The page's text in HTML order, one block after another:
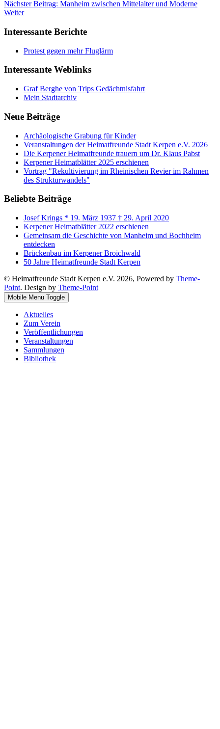
Nächster Beitrag: Manheim zwischen Mittelalter und Moderne
Weiter
Interessante Berichte
Protest gegen mehr Fluglärm
Interessante Weblinks
Graf Berghe von Trips Gedächtnisfahrt
Mein Stadtarchiv
Neue Beiträge
Archäologische Grabung für Kinder
Veranstaltungen der Heimatfreunde Stadt Kerpen e.V. 2026
Die Kerpener Heimatfreunde trauern um Dr. Klaus Pabst
Kerpener Heimatblätter 2025 erschienen
Vortrag "Rekultivierung im Rheinischen Revier im Rahmen
des Strukturwandels"
Beliebte Beiträge
Josef Krings * 19. März 1937 † 29. April 2020
Kerpener Heimatblätter 2022 erschienen
Gemeinsam die Geschichte von Manheim und Bochheim
entdecken
Brückenbau im Kerpener Broichwald
50 Jahre Heimatfreunde Stadt Kerpen
© Heimatfreunde Stadt Kerpen e.V. 2026, Powered by Theme-
Point. Design by Theme-Point
Mobile Menu Toggle
Aktuelles
Zum Verein
Veröffentlichungen
Veranstaltungen
Sammlungen
Bibliothek